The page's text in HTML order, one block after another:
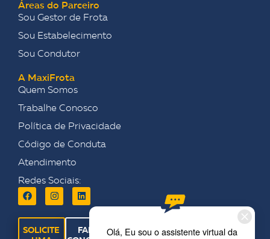
Áreas do Parceiro
Sou Gestor de Frota
Sou Estabelecimento
Sou Condutor
A MaxiFrota
Quem Somos
Trabalhe Conosco
Política de Privacidade
Código de Conduta
Atendimento
Redes Sociais:
SOLICITE
FALE